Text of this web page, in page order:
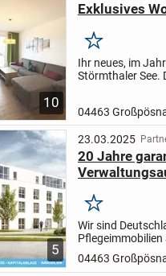
10
Exklusives
Merken
Ihr neues, im
Störmthaler See.
04463
5
23.03.2025
20 Jahre
Merken
Wir sind
sicherste und
04463